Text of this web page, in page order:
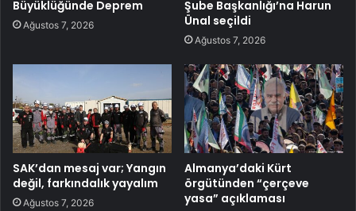
Büyüklüğünde Deprem
Ağustos 7, 2026
Şube Başkanlığı’na Harun
Ünal seçildi
Ağustos 7, 2026
SAK’dan mesaj var; Yangın
değil, farkındalık yayalım
Ağustos 7, 2026
Almanya’daki Kürt
örgütünden “çerçeve
yasa” açıklaması